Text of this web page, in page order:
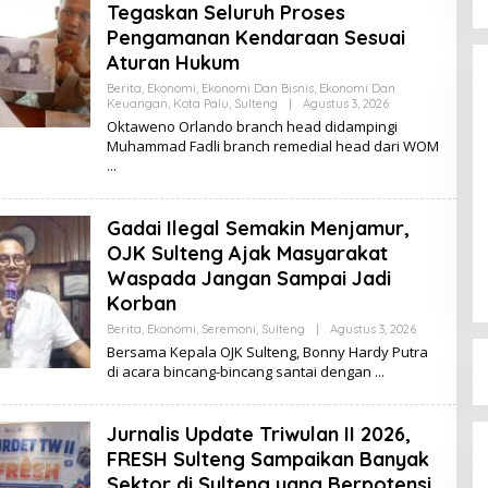
Tegaskan Seluruh Proses
Pengamanan Kendaraan Sesuai
Aturan Hukum
Berita, Ekonomi, Ekonomi Dan Bisnis, Ekonomi Dan
Keuangan, Kota Palu, Sulteng Agustus 3, 2026O
E
H
K
Oktaweno Orlando branch head didampingi
Muhammad Fadli branch remedial head dari WOM
Gadai Ilegal Semakin Menjamur,
OJK Sulteng Ajak Masyarakat
Waspada Jangan Sampai Jadi
Korban
Berita, Ekonomi, Seremoni, Sulteng Agustus 3, 2026O
E
I
Bersama Kepala OJK Sulteng, Bonny Hardy Putra
di acara bincang-bincang santai dengan
Jurnalis Update Triwulan II 2026,
FRESH Sulteng Sampaikan Banyak
Pengurus Inti DPW NasDem
Sulteng Ajukan Mundur, Sekretaris:
Baru Empat yang Tegas
Di Berita, Politik, Sulteng, Viral | Agustus 3, 2026